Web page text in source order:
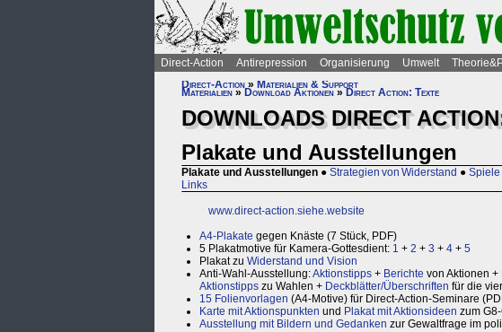
Direct-Action Antirepression Organisierung Umwelt
Direct-Action » Materialien & Support
Materialien » Download Aktionen » Direct Action: Texte
DOWNLOADS DIRECT
Plakate und Ausstellungen
Plakate und Ausstellungen ● Strategien von Widerstand ● Spiele
Links
www.direct-action.siehe.website
A4-Plakate gegen Knäste (7 Stück, PDF)
5 Plakatmotive für Kamera-Gottesdient: 1 + 2 + 3 + 4 + 5
Plakat zu Widerstand und Vision
Anti-Wahl-Ausstellung:Aktionstipps + Berichte von Aktionen +
Aktionstipps zu Wahlen + Deckblätter/Überschriften für die
15 Folienvorlagen (A4-Motive) für Direct-Action-Seminare
Karte mit Aktionspunkten und Plakat mit Aktionsideen zum
Ausstellung mit Bildern und Gedanken zur Gewaltfrage im